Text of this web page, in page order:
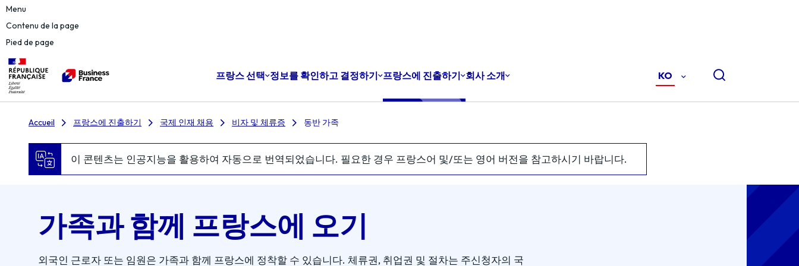
Menu
Contenu de la page
Pied de page
프랑스 선택 정보를 확인하고 결정하기 프랑스에 진출하기 회사 소개 KO
Accueil 프랑스에 진출하기 국제 인재 채용 비자 및 체류증 동반 가족
이 콘텐츠는 인공지능을 활용하여 자동으로 번역되었습니다. 필요한 경우 프랑스어 및/또는 영어 버전을 참고하시기 바랍니다.
가족과 함께 프랑스에 오기
외국인 근로자 또는 임원은 가족과 함께 프랑스에 정착할 수 있습니다. 체류권, 취업권 및 절차는 주신청자의 국